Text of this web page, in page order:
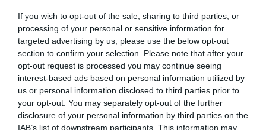
If you wish to opt-out of the sale, sharing to third parties, or
processing of your personal or sensitive information for
targeted advertising by us, please use the below opt-out
section to confirm your selection. Please note that after your
opt-out request is processed you may continue seeing
interest-based ads based on personal information utilized by
us or personal information disclosed to third parties prior to
your opt-out. You may separately opt-out of the further
disclosure of your personal information by third parties on the
IAB’s list of downstream participants. This information may
bevásárlóutcáira irányította a figyelmet. Ez a
kezdeményezés jelentősen hozzájárult a város
vendégforgalmának egyenletesebb eloszlásához,
csökkentve a belvárosi túlzsúfoltságot.
„A belvároson kívüli kerületek népszerűsítésének folytatása
ígéretes jövőt jelent Bécs számára”